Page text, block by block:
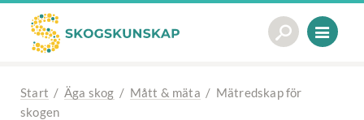
Start / Äga skog / Mått & mäta / Mätredskap för
skogen